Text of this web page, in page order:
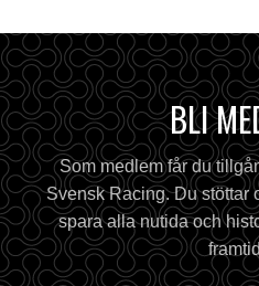
BLI
Som medlem får du
Svensk Racing. Du stöttar
spara alla nutida och